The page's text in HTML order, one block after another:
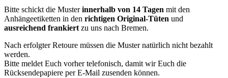
Bitte schickt die Musterinnerhalb von 14 Tagen mit den
Anhängeetiketten in den richtigen Original-Tüten und
ausreichend frankiert zu uns nach Bremen.
Nach erfolgter Retoure müssen die Muster natürlich nicht bezahlt
werden.
Bitte meldet Euch vorher telefonisch, damit wir Euch die
Rücksendepapiere per E-Mail zusenden können.